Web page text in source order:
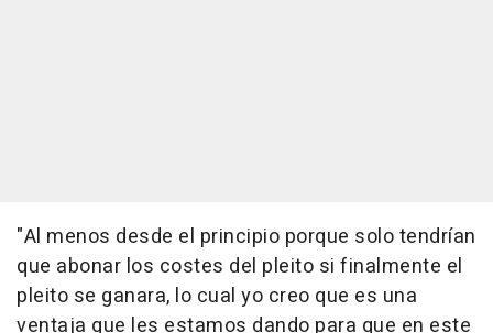
"Al menos desde el principio porque solo tendrían
que abonar los costes del pleito si finalmente el
pleito se ganara, lo cual yo creo que es una
ventaja que les estamos dando para que en este